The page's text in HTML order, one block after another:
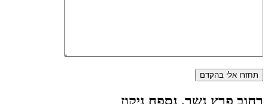
רחוב פרץ נשר, נספח ניקוז